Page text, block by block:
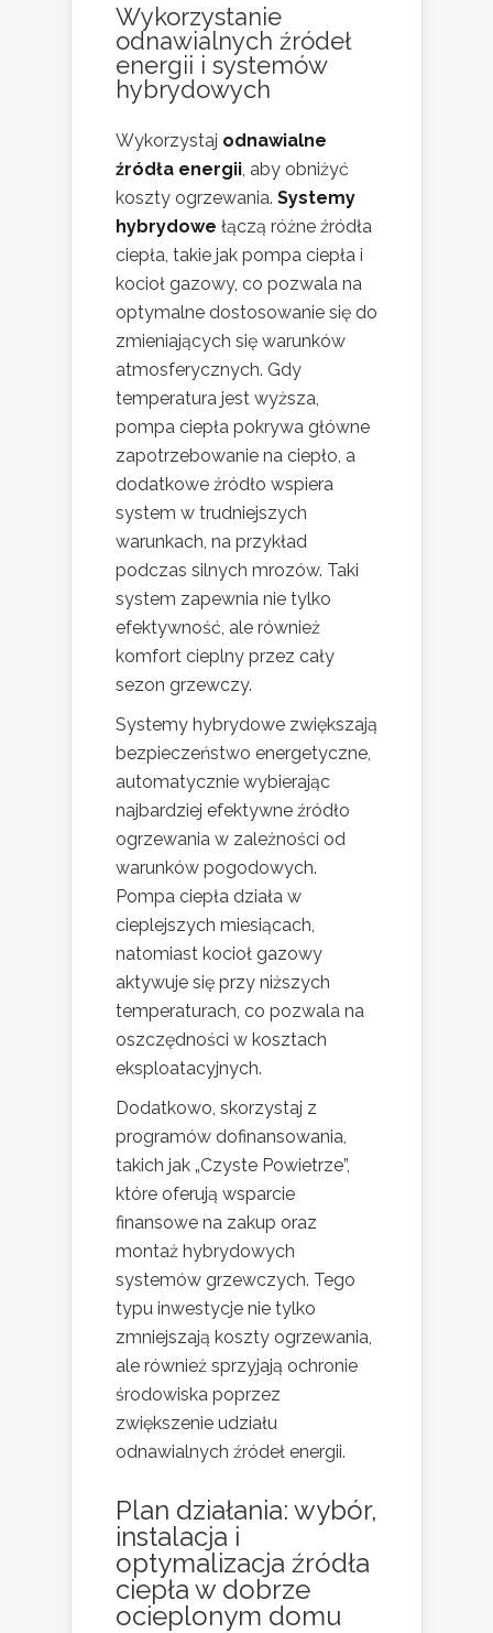
Wykorzystanie
odnawialnych źródeł
energii i systemów
hybrydowych
Wykorzystaj odnawialne
źródła energii, aby obniżyć
koszty ogrzewania. Systemy
hybrydowe łączą różne źródła
ciepła, takie jak pompa ciepła i
kocioł gazowy, co pozwala na
optymalne dostosowanie się do
zmieniających się warunków
atmosferycznych. Gdy
temperatura jest wyższa,
pompa ciepła pokrywa główne
zapotrzebowanie na ciepło, a
dodatkowe źródło wspiera
system w trudniejszych
warunkach, na przykład
podczas silnych mrozów. Taki
system zapewnia nie tylko
efektywność, ale również
komfort cieplny przez cały
sezon grzewczy.
Systemy hybrydowe zwiększają
bezpieczeństwo energetyczne,
automatycznie wybierając
najbardziej efektywne źródło
ogrzewania w zależności od
warunków pogodowych.
Pompa ciepła działa w
cieplejszych miesiącach,
natomiast kocioł gazowy
aktywuje się przy niższych
temperaturach, co pozwala na
oszczędności w kosztach
eksploatacyjnych.
Dodatkowo, skorzystaj z
programów dofinansowania,
takich jak „Czyste Powietrze”,
które oferują wsparcie
finansowe na zakup oraz
montaż hybrydowych
systemów grzewczych. Tego
typu inwestycje nie tylko
zmniejszają koszty ogrzewania,
ale również sprzyjają ochronie
środowiska poprzez
zwiększenie udziału
odnawialnych źródeł energii.
Plan działania: wybór,
instalacja i
optymalizacja źródła
ciepła w dobrze
ocieplonym domu